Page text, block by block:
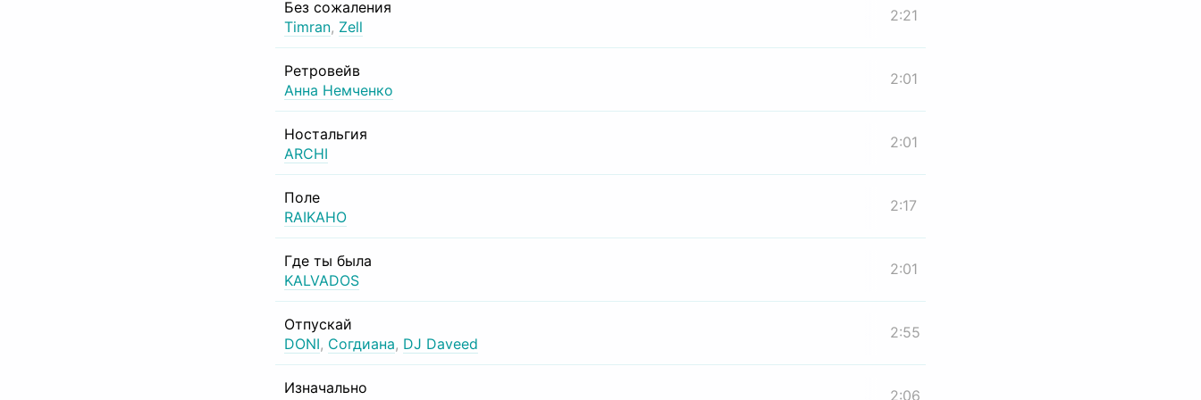
Без сожаления
Timran, Zell
2:21
Ретровейв
Анна Немченко
2:01
Ностальгия
ARCHI
2:01
Поле
RAIKAHO
2:17
Где ты была
KALVADOS
2:01
Отпускай
DONI, Согдиана, DJ Daveed
2:55
Изначально
2:06